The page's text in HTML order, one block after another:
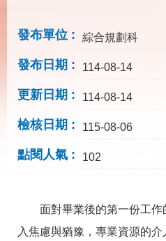
下
載
專
他
English
民
發布單位 綜合規劃科
發布日期 114-08-14
更新日期 114-08-14
檢核日期 115-08-06
點閱人氣 102
面對畢業後的第一份工作
入焦慮與猶豫，專業資源的